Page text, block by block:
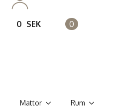
0 SEK 0
Mattor Rum